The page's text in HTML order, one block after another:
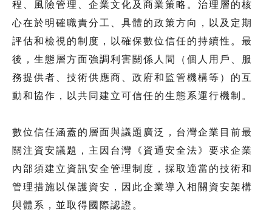
程、風險管理、企業文化及商業策略。治理層的核
心在於明確職責分工、具體的政策方向，以及定期
評估和檢視的制度，以確保數位信任的持續性。最
後，生態層方面強調利害關係人間（個人用戶、服
務提供者、技術供應商、政府和監管機構等）的互
動和協作，以共同建立可信任的生態系運行機制。
數位信任涵蓋的層面與議題廣泛，台灣企業目前最
關注資安議題，主因台灣《資通安全法》要求企業
內部須建立資訊安全管理制度，採取適當的技術和
管理措施以保護資安，因此企業導入相關資安架構
與體系，並取得國際認證。